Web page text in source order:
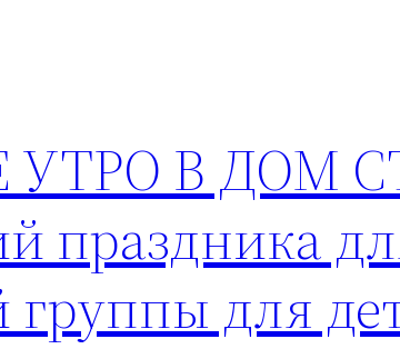
В ДОМ
праздника
группы для